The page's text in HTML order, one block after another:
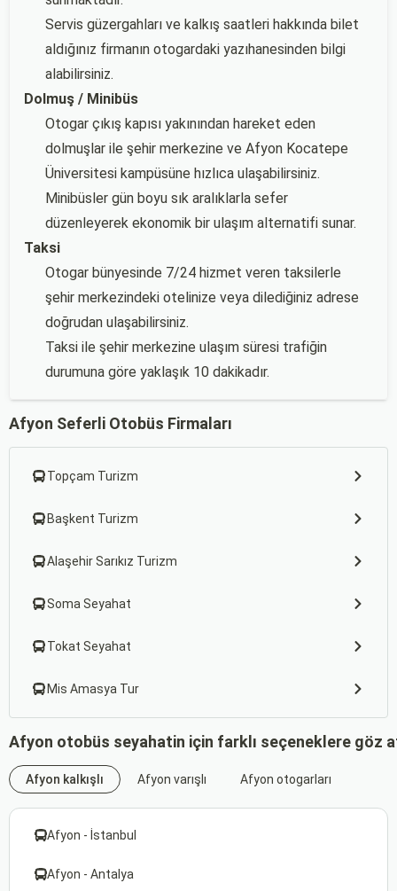
Servis güzergahları ve kalkış saatleri hakkında bilet
aldığınız firmanın otogardaki yazıhanesinden bilgi
alabilirsiniz.
Dolmuş / Minibüs
Otogar çıkış kapısı yakınından hareket eden
dolmuşlar ile şehir merkezine ve Afyon Kocatepe
Üniversitesi kampüsüne hızlıca ulaşabilirsiniz.
Minibüsler gün boyu sık aralıklarla sefer
düzenleyerek ekonomik bir ulaşım alternatifi sunar.
Taksi
Otogar bünyesinde 7/24 hizmet veren taksilerle
şehir merkezindeki otelinize veya dilediğiniz adrese
doğrudan ulaşabilirsiniz.
Taksi ile şehir merkezine ulaşım süresi trafiğin
durumuna göre yaklaşık 10 dakikadır.
Afyon Seferli Otobüs Firmaları
Topçam Turizm
Başkent Turizm
Alaşehir Sarıkız Turizm
Soma Seyahat
Tokat Seyahat
Mis Amasya Tur
Afyon otobüs seyahatin için farklı seçeneklere göz
Afyon kalkışlı Afyon varışlı Afyon otogarları
Afyon - İstanbul
Afyon - Antalya